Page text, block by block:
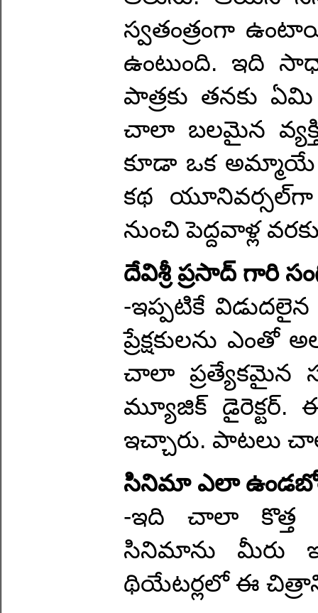
స్వతంత్రంగా
ఉంటుంది. ఇది
పాత్రకు తనకు
చాలా బలమైన
కూడా ఒక అమ్మాయే
కథ యూనివర్సల్‌గా
నుంచి పెద్దవాళ్ల
దేవిశ్రీ ప్రసాద్ గారి
-ఇప్పటికే
ప్రేక్షకులను
చాలా ప్రత్యేకమైన
మ్యూజిక్
ఇచ్చారు. పాటలు
సినిమా ఎలా
-ఇది చాలా కొత్త
సినిమాను మీరు
థియేటర్లలో ఈ